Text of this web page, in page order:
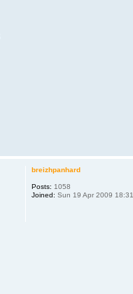
breizhpanhard
Posts: 1058
Joined: Sun 19 Apr 2009 18:31